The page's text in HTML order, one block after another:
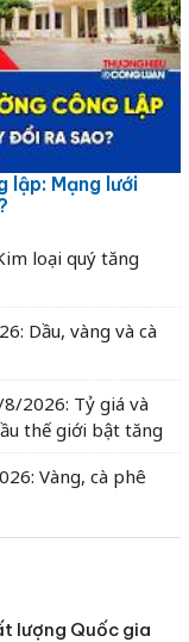
lập: Mạng lưới
loại quý tăng
Dầu, vàng và cà
2026: Tỷ giá và
thế giới bật tăng
Vàng, cà phê
lượng Quốc gia